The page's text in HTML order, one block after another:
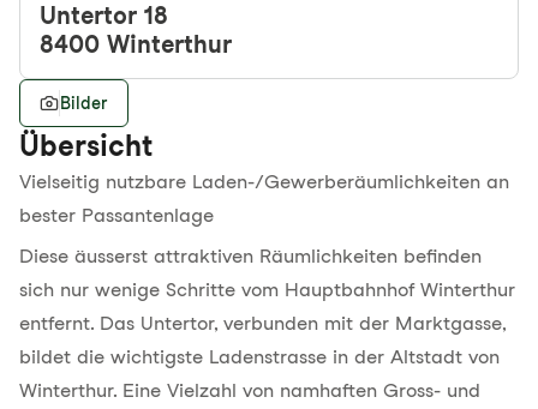
Untertor 18
8400 Winterthur
Bilder
Übersicht
Vielseitig nutzbare Laden-/Gewerberäumlichkeiten an
bester Passantenlage
Diese äusserst attraktiven Räumlichkeiten befinden
sich nur wenige Schritte vom Hauptbahnhof Winterthur
entfernt. Das Untertor, verbunden mit der Marktgasse,
bildet die wichtigste Ladenstrasse in der Altstadt von
Winterthur. Eine Vielzahl von namhaften Gross- und